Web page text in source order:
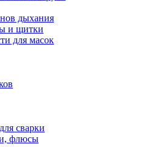
дыхания
и щитки
для масок
сварки
флюсы